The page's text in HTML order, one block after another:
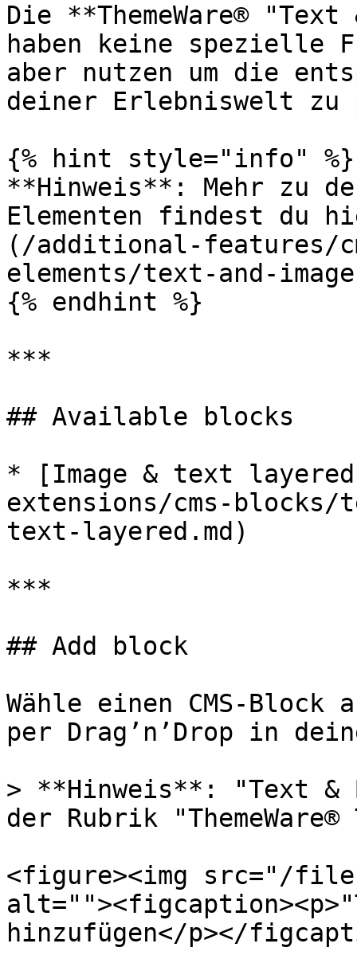
Die **ThemeWare®
haben keine spezielle
aber nutzen um die
deiner Erlebniswelt
{% hint style="info" %}
**Hinweis**: Mehr zu
Elementen findest du
(/additional-features/
elements/text-and-
{% endhint %}
***
## Available blocks
* [Image & text
extensions/cms-blocks/
text-layered.md)
***
## Add block
Wähle einen CMS-
per Drag’n’Drop in
> **Hinweis**: "Text
der Rubrik
<figure><img src="/files/